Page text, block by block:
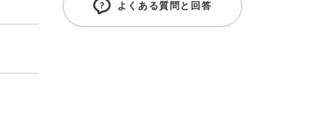
よくある質問と回答